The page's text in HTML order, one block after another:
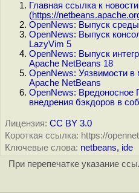
Главная ссылка к новости
(https://
OpenNews: Выпуск
OpenNews: Выпуск
LazyVim 5
OpenNews: Выпуск
Apache NetBeans 18
OpenNews: Уязвимости в
Apache NetBeans
OpenNews:
внедрения бэкдоров в
Лицензия: CC BY 3.0
Короткая ссылка: https://
Ключевые слова: netbeans, ide
При перепечатке указание